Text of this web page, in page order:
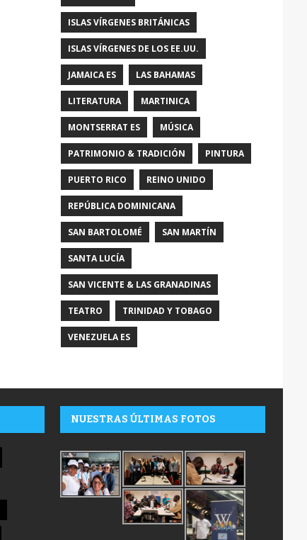
ISLAS VÍRGENES BRITÁNICAS
ISLAS VÍRGENES DE LOS EE.UU.
JAMAICA ES LAS BAHAMAS
LITERATURA MARTINICA
MONTSERRAT ES MÚSICA
PATRIMONIO & TRADICIÓN PINTURA
PUERTO RICO REINO UNIDO
REPÚBLICA DOMINICANA
SAN BARTOLOMÉ SAN MARTÍN
SANTA LUCÍA
SAN VICENTE & LAS GRANADINAS
TEATRO TRINIDAD Y TOBAGO
VENEZUELA ES
NUESTRAS ÚLTIMAS FOTOS